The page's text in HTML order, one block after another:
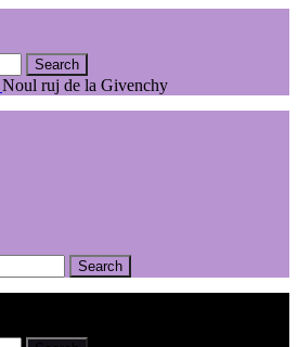
Noul ruj de la Givenchy